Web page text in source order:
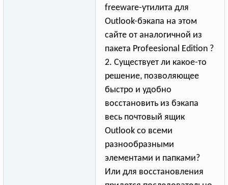
freeware-утилит­а для
Outlook-бэкапа на этом
сайте от аналогичной из
пакета Profeesional Edition ?
2. Существует ли какое-то
решение, позволяющее
быстро и удобно
восстановить из бэкапа
весь почтовый ящик
Outlook со всеми
разнообразными
элементами и папками?
Или для восстановления